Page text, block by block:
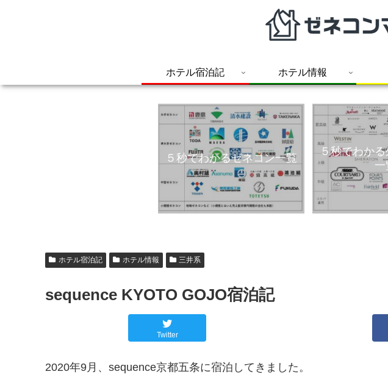
ホテル宿泊記 ホテル情報
５秒でわかるゼネコン一覧
５秒でわか
一
ホテル宿泊記 ホテル情報 三井系
sequence KYOTO GOJO宿泊記
Twitter
2020年9月、sequence京都五条に宿泊してきました。